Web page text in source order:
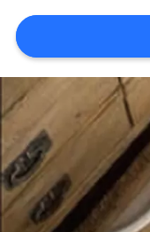
MAPA
DEL
SITIO
PRIVACY
POLICY